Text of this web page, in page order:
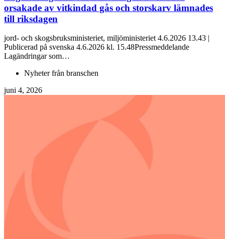
orsakade av vitkindad gås och storskarv lämnades
till riksdagen
jord- och skogsbruksministeriet, miljöministeriet 4.6.2026 13.43 |
Publicerad på svenska 4.6.2026 kl. 15.48Pressmeddelande
Lagändringar som…
Nyheter från branschen
juni 4, 2026